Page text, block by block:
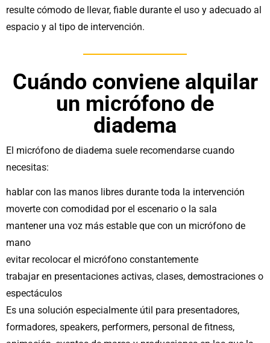
resulte cómodo de llevar, fiable durante el uso y adecuado al
espacio y al tipo de intervención.
Cuándo conviene alquilar
un micrófono de
diadema
El micrófono de diadema suele recomendarse cuando
necesitas:
hablar con las manos libres durante toda la intervención
moverte con comodidad por el escenario o la sala
mantener una voz más estable que con un micrófono de
mano
evitar recolocar el micrófono constantemente
trabajar en presentaciones activas, clases, demostraciones o
espectáculos
Es una solución especialmente útil para presentadores,
formadores, speakers, performers, personal de fitness,